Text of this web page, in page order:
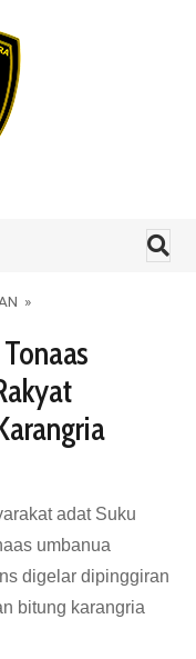
»
adat Suku
umbanua
digelar dipinggiran
bitung karangria